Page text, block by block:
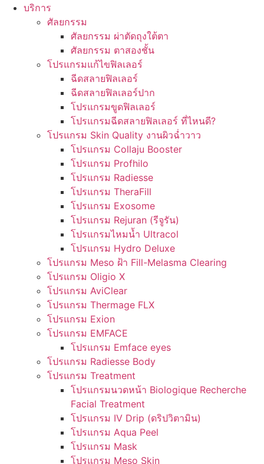
บริการ
ศัลยกรรม
ศัลยกรรม ผ่าตัดถุงใต้ตา
ศัลยกรรม ตาสองชั้น
โปรแกรมแก้ไขฟิลเลอร์
ฉีดสลายฟิลเลอร์
ฉีดสลายฟิลเลอร์ปาก
โปรแกรมขูดฟิลเลอร์
โปรแกรมฉีดสลายฟิลเลอร์ ที่ไหนดี?
โปรแกรม Skin Quality งานผิวฉ่ำวาว
โปรแกรม Collaju Booster
โปรแกรม Profhilo
โปรแกรม Radiesse
โปรแกรม TheraFill
โปรแกรม Exosome
โปรแกรม Rejuran (รีจูรัน)
โปรแกรมไหมน้ำ Ultracol
โปรแกรม Hydro Deluxe
โปรแกรม Meso ฝ้า Fill-Melasma Clearing
โปรแกรม Oligio X
โปรแกรม AviClear
โปรแกรม Thermage FLX
โปรแกรม Exion
โปรแกรม EMFACE
โปรแกรม Emface eyes
โปรแกรม Radiesse Body
โปรแกรม Treatment
โปรแกรมนวดหน้า Biologique Recherche
Facial Treatment
โปรแกรม IV Drip (ดริปวิตามิน)
โปรแกรม Aqua Peel
โปรแกรม Mask
โปรแกรม Meso Skin